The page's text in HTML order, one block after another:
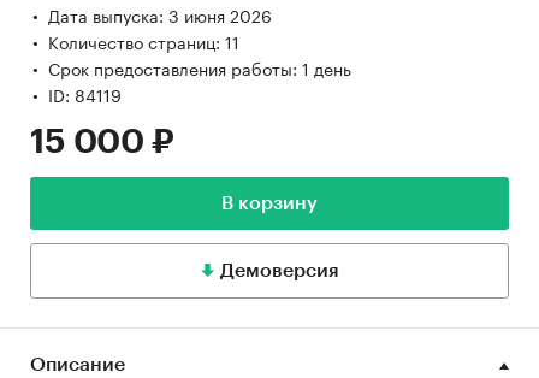
Дата выпуска: 3 июня 2026
Количество страниц: 11
Срок предоставления работы: 1 день
ID: 84119
15 000 ₽
В корзину
Демоверсия
Описание